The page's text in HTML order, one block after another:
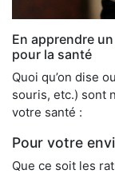
En apprendre
pour la santé
Quoi qu’on dise
souris, etc.) sont
votre santé :
Pour votre
Que ce soit les